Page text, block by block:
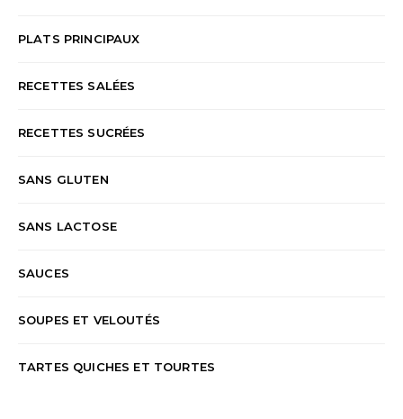
PLATS PRINCIPAUX
RECETTES SALÉES
RECETTES SUCRÉES
SANS GLUTEN
SANS LACTOSE
SAUCES
SOUPES ET VELOUTÉS
TARTES QUICHES ET TOURTES